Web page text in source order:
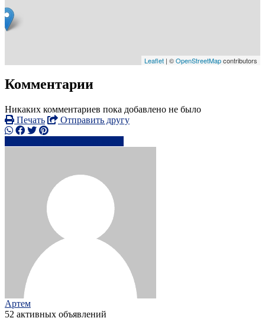
Leaflet | ©OpenStreetMapcontributors
Комментарии
Никаких комментариев пока добавлено не было
Печать
Отправить другу
Артем
52 активных объявлений